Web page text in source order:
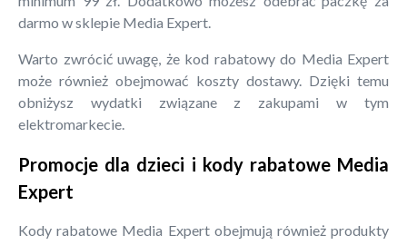
darmo w sklepie Media Expert.
Warto zwrócić uwagę, że kod rabatowy do Media Expert
może również obejmować koszty dostawy. Dzięki temu
obniżysz wydatki związane z zakupami w tym
elektromarkecie.
Promocje dla dzieci i kody rabatowe Media
Expert
Kody rabatowe Media Expert obejmują również produkty